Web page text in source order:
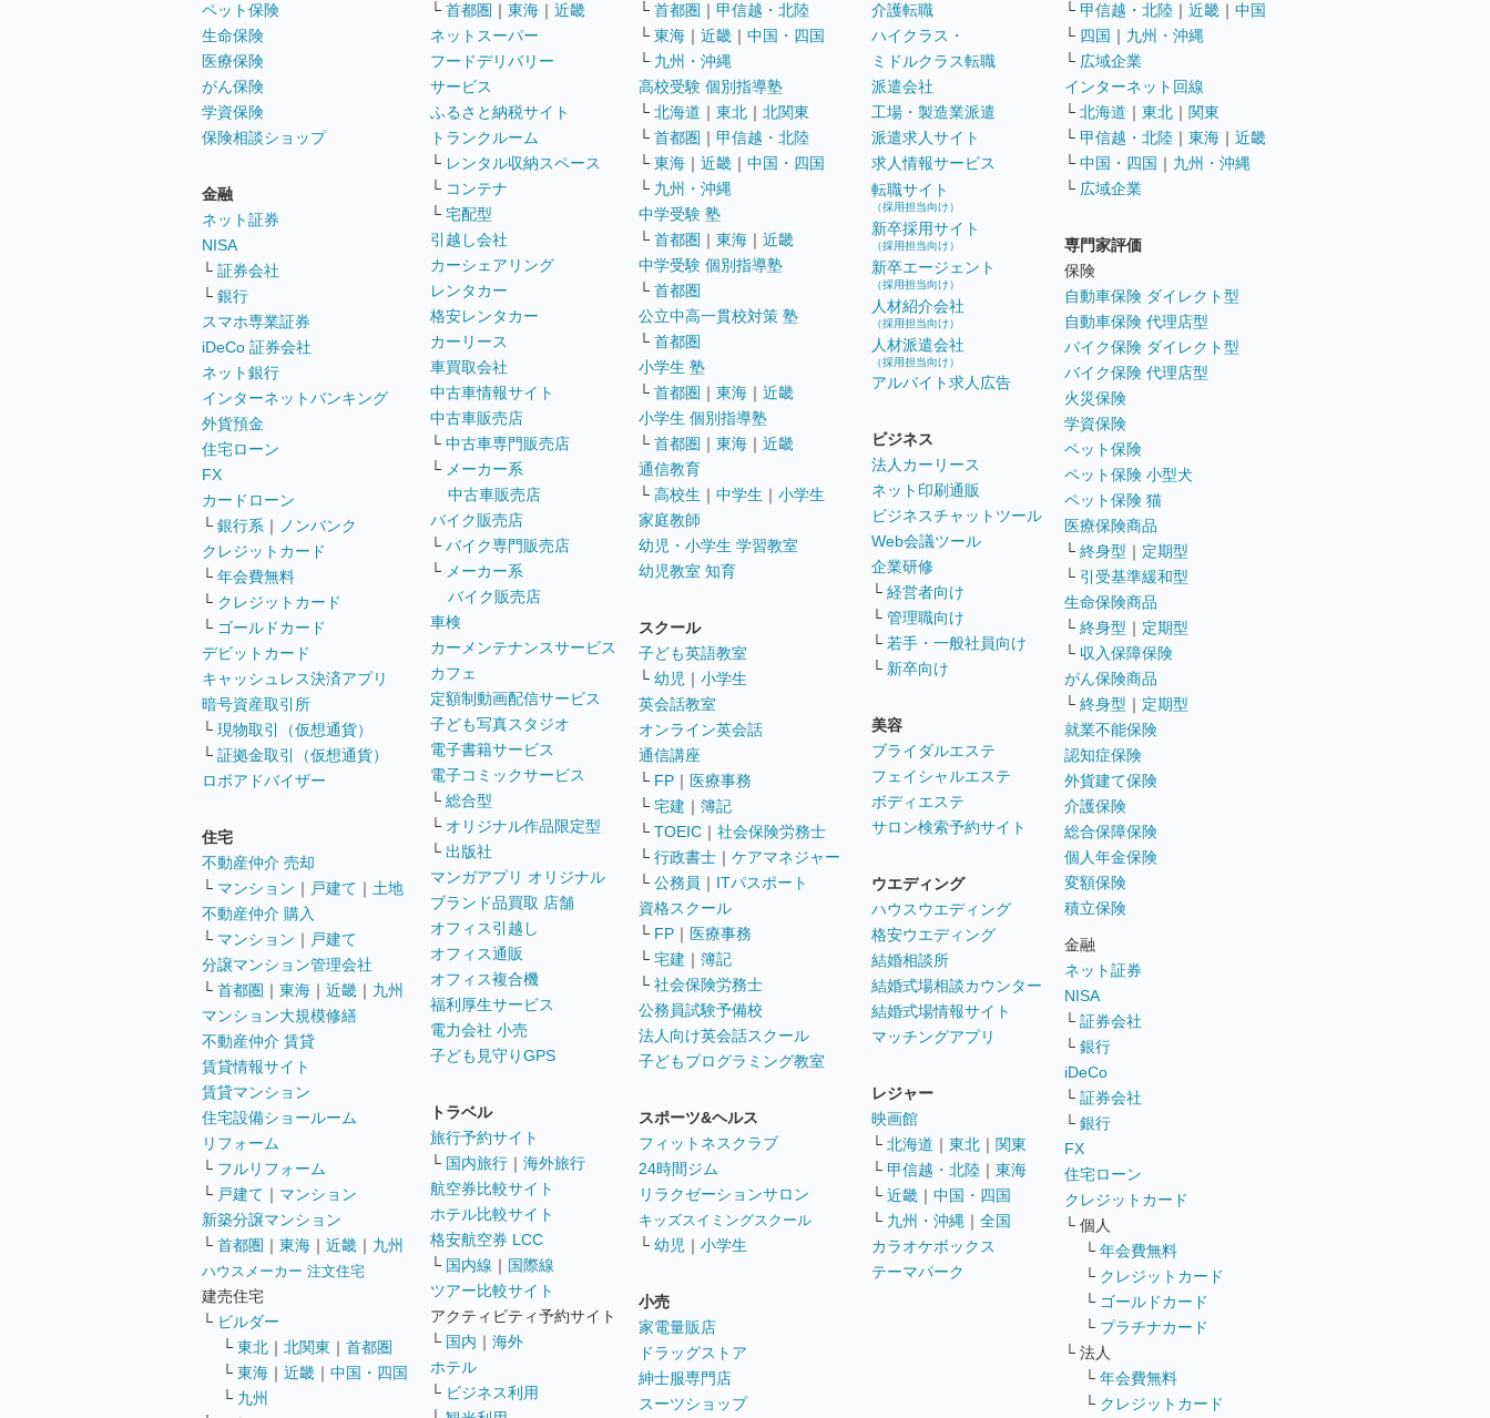
ペット保険
生命保険
医療保険
がん保険
学資保険
保険相談ショップ
金融
ネット証券
NISA
└ 証券会社
└ 銀行
スマホ専業証券
iDeCo 証券会社
ネット銀行
インターネットバンキング
外貨預金
住宅ローン
FX
カードローン
└ 銀行系 ｜
ノンバンク
クレジットカード
└ 年会費無料
└ クレジットカード
└ ゴールドカード
デビットカード
キャッシュレス決済アプリ
暗号資産取引所
└ 現物取引（仮想通貨）
└ 証拠金取引（仮想通貨）
ロボアドバイザー
住宅
不動産仲介 売却
└ マンション ｜ 戸建て ｜ 土地
不動産仲介 購入
└ マンション ｜ 戸建て
分譲マンション管理会社
└ 首都圏 ｜ 東海 ｜ 近畿 ｜ 九州
マンション大規模修繕
不動産仲介 賃貸
賃貸情報サイト
賃貸マンション
住宅設備ショールーム
リフォーム
└ フルリフォーム
└ 戸建て ｜ マンション
新築分譲マンション
└ 首都圏 ｜ 東海 ｜ 近畿 ｜ 九州
ハウスメーカー 注文住宅
建売住宅
└ ビルダー
└ 東北 ｜ 北関東 ｜ 首都圏
└ 東海 ｜ 近畿 ｜ 中国・四国
└ 九州
└ 首都圏 ｜ 東海 ｜ 近畿
ネットスーパー
フードデリバリー
サービス
ふるさと納税サイト
トランクルーム
└ レンタル収納スペース
└ コンテナ
└ 宅配型
引越し会社
カーシェアリング
レンタカー
格安レンタカー
カーリース
車買取会社
中古車情報サイト
中古車販売店
└ 中古車専門販売店
└ メーカー系
中古車販売店
バイク販売店
└ バイク専門販売店
└ メーカー系
バイク販売店
車検
カーメンテナンスサービス
カフェ
定額制動画配信サービス
子ども写真スタジオ
電子書籍サービス
電子コミックサービス
└ 総合型
└ オリジナル作品限定型
└ 出版社
マンガアプリ オリジナル
ブランド品買取 店舗
オフィス引越し
オフィス通販
オフィス複合機
福利厚生サービス
電力会社 小売
子ども見守りGPS
トラベル
旅行予約サイト
└ 国内旅行 ｜ 海外旅行
航空券比較サイト
ホテル比較サイト
格安航空券 LCC
└ 国内線 ｜ 国際線
ツアー比較サイト
アクティビティ予約サイト
└ 国内 ｜ 海外
ホテル
└ ビジネス利用
└ 首都圏 ｜ 甲信越・北陸
└ 東海 ｜ 近畿 ｜ 中国・四国
└ 九州・沖縄
高校受験 個別指導塾
└ 北海道 ｜ 東北 ｜ 北関東
└ 首都圏 ｜ 甲信越・北陸
└ 東海 ｜ 近畿 ｜ 中国・四国
└ 九州・沖縄
中学受験 塾
└ 首都圏 ｜ 東海 ｜ 近畿
中学受験 個別指導塾
└ 首都圏
公立中高一貫校対策 塾
└ 首都圏
小学生 塾
└ 首都圏 ｜ 東海 ｜ 近畿
小学生 個別指導塾
└ 首都圏 ｜ 東海 ｜ 近畿
通信教育
└ 高校生 ｜ 中学生 ｜ 小学生
家庭教師
幼児・小学生 学習教室
幼児教室 知育
スクール
子ども英語教室
└ 幼児 ｜ 小学生
英会話教室
オンライン英会話
通信講座
└ FP ｜ 医療事務
└ 宅建 ｜ 簿記
└ TOEIC ｜ 社会保険労務士
└ 行政書士 ｜ ケアマネジャー
└ 公務員 ｜ ITパスポート
資格スクール
└ FP ｜ 医療事務
└ 宅建 ｜ 簿記
└ 社会保険労務士
公務員試験予備校
法人向け英会話スクール
子どもプログラミング教室
スポーツ&ヘルス
フィットネスクラブ
24時間ジム
リラクゼーションサロン
キッズスイミングスクール
└ 幼児 ｜ 小学生
小売
家電量販店
ドラッグストア
紳士服専門店
スーツショップ
介護転職
ハイクラス・
ミドルクラス転職
派遣会社
工場・製造業派遣
派遣求人サイト
求人情報サービス
転職サイト
（採用担当向け）
新卒採用サイト
（採用担当向け）
新卒エージェント
（採用担当向け）
人材紹介会社
（採用担当向け）
人材派遣会社
（採用担当向け）
アルバイト求人広告
ビジネス
法人カーリース
ネット印刷通販
ビジネスチャットツール
Web会議ツール
企業研修
└ 経営者向け
└ 管理職向け
└ 若手・一般社員向け
└ 新卒向け
美容
ブライダルエステ
フェイシャルエステ
ボディエステ
サロン検索予約サイト
ウエディング
ハウスウエディング
格安ウエディング
結婚相談所
結婚式場相談カウンター
結婚式場情報サイト
マッチングアプリ
レジャー
映画館
└ 北海道 ｜ 東北 ｜ 関東
└ 甲信越・北陸 ｜ 東海
└ 近畿 ｜ 中国・四国
└ 九州・沖縄 ｜ 全国
カラオケボックス
テーマパーク
└ 甲信越・北陸 ｜ 近畿 ｜ 中国
└ 四国 ｜ 九州・沖縄
└ 広域企業
インターネット回線
└ 北海道 ｜ 東北 ｜ 関東
└ 甲信越・北陸 ｜ 東海 ｜ 近畿
└ 中国・四国 ｜ 九州・沖縄
└ 広域企業
専門家評価
保険
自動車保険 ダイレクト型
自動車保険 代理店型
バイク保険 ダイレクト型
バイク保険 代理店型
火災保険
学資保険
ペット保険
ペット保険 小型犬
ペット保険 猫
医療保険商品
└ 終身型 ｜ 定期型
└ 引受基準緩和型
生命保険商品
└ 終身型 ｜ 定期型
└ 収入保障保険
がん保険商品
└ 終身型 ｜ 定期型
就業不能保険
認知症保険
外貨建て保険
介護保険
総合保障保険
個人年金保険
変額保険
積立保険
金融
ネット証券
NISA
└ 証券会社
└ 銀行
iDeCo
└ 証券会社
└ 銀行
FX
住宅ローン
クレジットカード
└ 個人
└ 年会費無料
└ クレジットカード
└ ゴールドカード
└ プラチナカード
└ 法人
└ 年会費無料
└ クレジットカード